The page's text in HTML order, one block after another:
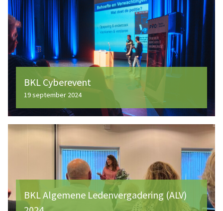
BKL Cyberevent
19 september 2024
BKL Algemene Ledenvergadering (ALV)